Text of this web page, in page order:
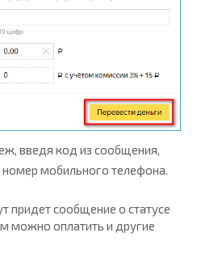
введя код из сообщения,
мобильного телефона.
придет сообщение о статусе
можно оплатить и другие